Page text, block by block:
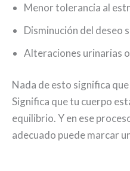
Menor tolerancia al
Disminución del deseo
Alteraciones urinarias
Nada de esto significa
Significa que tu cuerpo
equilibrio. Y en ese
adecuado puede marcar